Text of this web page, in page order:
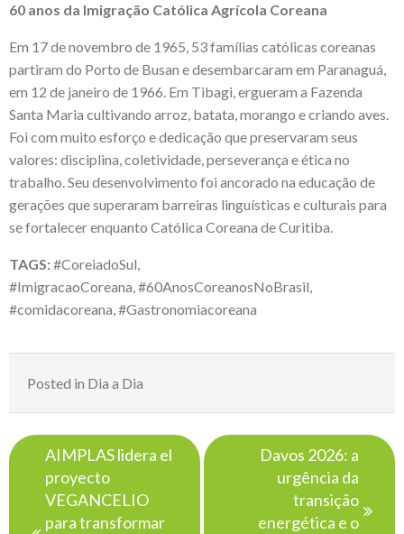
60 anos da Imigração Católica Agrícola Coreana
Em 17 de novembro de 1965, 53 famílias católicas coreanas
partiram do Porto de Busan e desembarcaram em Paranaguá,
em 12 de janeiro de 1966. Em Tibagi, ergueram a Fazenda
Santa Maria cultivando arroz, batata, morango e criando aves.
Foi com muito esforço e dedicação que preservaram seus
valores: disciplina, coletividade, perseverança e ética no
trabalho. Seu desenvolvimento foi ancorado na educação de
gerações que superaram barreiras linguísticas e culturais para
se fortalecer enquanto Católica Coreana de Curitiba.
TAGS:#CoreiadoSul,
#ImigracaoCoreana, #60AnosCoreanosNoBrasil,
#comidacoreana, #Gastronomiacoreana
Posted in Dia a Dia
Navegação
de
Post
AIMPLAS lidera el
proyecto
VEGANCELIO
para transformar
Davos 2026: a
urgência da
transição
energética e o